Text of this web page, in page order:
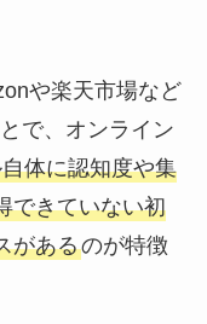
や楽天市場など
で、オンライン
体に認知度や集
できていない初
があるのが特徴